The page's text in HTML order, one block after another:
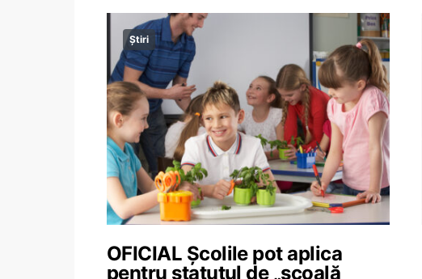
Știri
OFICIAL Școlile pot aplica
pentru statutul de „școală